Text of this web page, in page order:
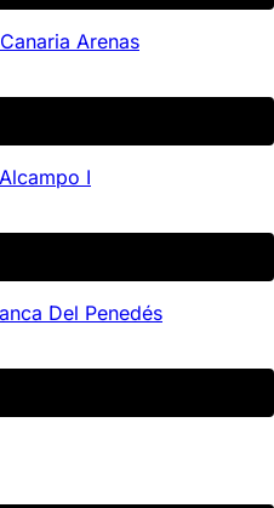
Arenas
I
Del Penedés